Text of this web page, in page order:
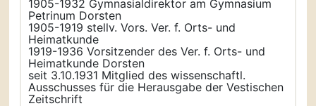
1905-1932 Gymnasialdirektor am Gymnasium
Petrinum Dorsten
1905-1919 stellv. Vors. Ver. f. Orts- und
Heimatkunde
1919-1936 Vorsitzender des Ver. f. Orts- und
Heimatkunde Dorsten
seit 3.10.1931 Mitglied des wissenschaftl.
Ausschusses für die Herausgabe der Vestischen
Zeitschrift